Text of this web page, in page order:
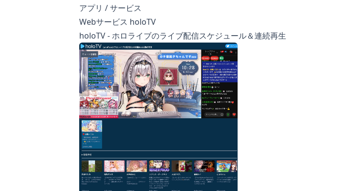
アプリ /サービス
Webサービス holoTV
holoTV - ホロライブのライブ配信スケジュール＆連続再生